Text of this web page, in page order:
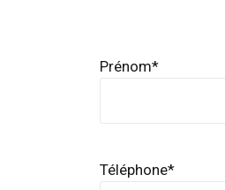
Prénom*
Téléphone*